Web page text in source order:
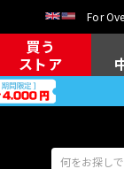
For
買う
ストア